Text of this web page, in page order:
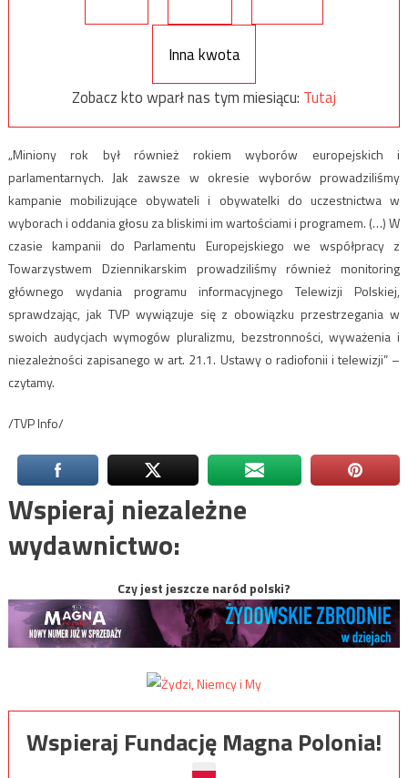
Inna kwota
Zobacz kto wparł nas tym miesiącu: Tutaj
„Miniony rok był również rokiem wyborów europejskich i
parlamentarnych. Jak zawsze w okresie wyborów prowadziliśmy
kampanie mobilizujące obywateli i obywatelki do uczestnictwa w
wyborach i oddania głosu za bliskimi im wartościami i programem. (…) W
czasie kampanii do Parlamentu Europejskiego we współpracy z
Towarzystwem Dziennikarskim prowadziliśmy również monitoring
głównego wydania programu informacyjnego Telewizji Polskiej,
sprawdzając, jak TVP wywiązuje się z obowiązku przestrzegania w
swoich audycjach wymogów pluralizmu, bezstronności, wyważenia i
niezależności zapisanego w art. 21.1. Ustawy o radiofonii i telewizji” –
czytamy.
/TVP Info/
Wspieraj niezależne
wydawnictwo:
Czy jest jeszcze naród polski?
Wspieraj Fundację Magna Polonia!